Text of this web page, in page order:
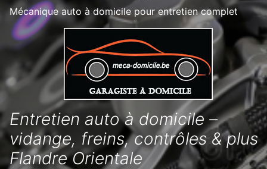
Mécanique auto à domicile pour entretien complet
Entretien auto à domicile –
vidange, freins, contrôles & plus
Flandre Orientale